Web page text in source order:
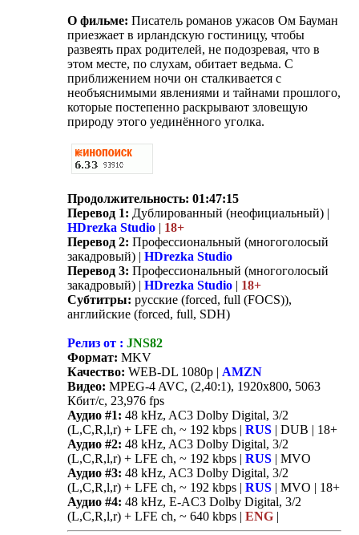
О фильме: Писатель романов ужасов Ом Бауман
приезжает в ирландскую гостиницу, чтобы
развеять прах родителей, не подозревая, что в
этом месте, по слухам, обитает ведьма. С
приближением ночи он сталкивается с
необъяснимыми явлениями и тайнами прошлого,
которые постепенно раскрывают зловещую
природу этого уединённого уголка.
Продолжительность: 01:47:15
Перевод 1: Дублированный (неофициальный) |
HDrezka Studio | 18+
Перевод 2: Профессиональный (многоголосый
закадровый) | HDrezka Studio
Перевод 3: Профессиональный (многоголосый
закадровый) | HDrezka Studio | 18+
Субтитры: русские (forced, full (FOCS)),
английские (forced, full, SDH)
Релиз от : JNS82
Формат: MKV
Качество: WEB-DL 1080p | AMZN
Видео: MPEG-4 AVC, (2,40:1), 1920x800, 5063
Кбит/с, 23,976 fps
Аудио #1: 48 kHz, AC3 Dolby Digital, 3/2
(L,C,R,l,r) + LFE ch, ~ 192 kbps | RUS | DUB | 18+
Аудио #2: 48 kHz, AC3 Dolby Digital, 3/2
(L,C,R,l,r) + LFE ch, ~ 192 kbps | RUS | MVO
Аудио #3: 48 kHz, AC3 Dolby Digital, 3/2
(L,C,R,l,r) + LFE ch, ~ 192 kbps | RUS | MVO | 18+
Аудио #4: 48 kHz, E-AC3 Dolby Digital, 3/2
(L,C,R,l,r) + LFE ch, ~ 640 kbps | ENG |